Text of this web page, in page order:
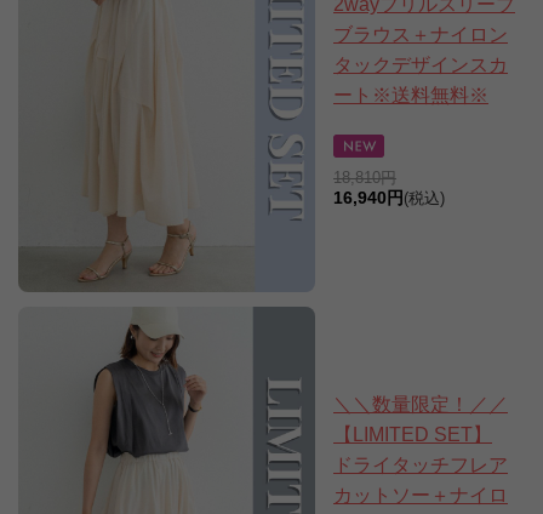
2wayフリルスリーブ
ブラウス＋ナイロン
タックデザインスカ
ート※送料無料※
18,810円
16,940円 (税込)
＼＼数量限定！／／
【LIMITED SET】
ドライタッチフレア
カットソー＋ナイロ